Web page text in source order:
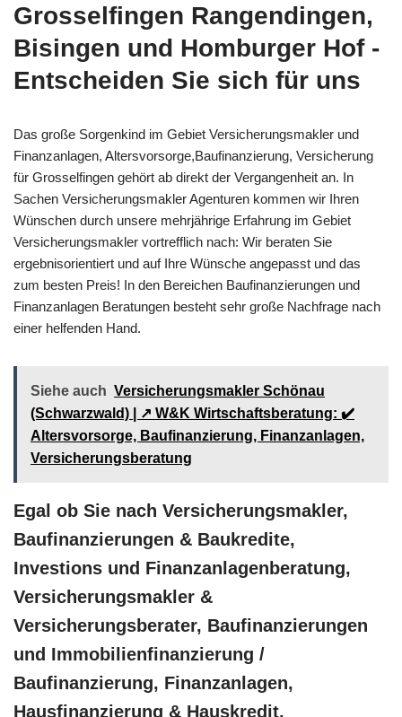
Grosselfingen Rangendingen,
Bisingen und Homburger Hof -
Entscheiden Sie sich für uns
Das große Sorgenkind im Gebiet Versicherungsmakler und
Finanzanlagen, Altersvorsorge,Baufinanzierung, Versicherung
für Grosselfingen gehört ab direkt der Vergangenheit an. In
Sachen Versicherungsmakler Agenturen kommen wir Ihren
Wünschen durch unsere mehrjährige Erfahrung im Gebiet
Versicherungsmakler vortrefflich nach: Wir beraten Sie
ergebnisorientiert und auf Ihre Wünsche angepasst und das
zum besten Preis! In den Bereichen Baufinanzierungen und
Finanzanlagen Beratungen besteht sehr große Nachfrage nach
einer helfenden Hand.
Siehe auch Versicherungsmakler Schönau
(Schwarzwald) | ↗️ W&K Wirtschaftsberatung: ✔️
Altersvorsorge, Baufinanzierung, Finanzanlagen,
Versicherungsberatung
Egal ob Sie nach Versicherungsmakler,
Baufinanzierungen & Baukredite,
Investions und Finanzanlagenberatung,
Versicherungsmakler &
Versicherungsberater, Baufinanzierungen
und Immobilienfinanzierung /
Baufinanzierung, Finanzanlagen,
Hausfinanzierung & Hauskredit,